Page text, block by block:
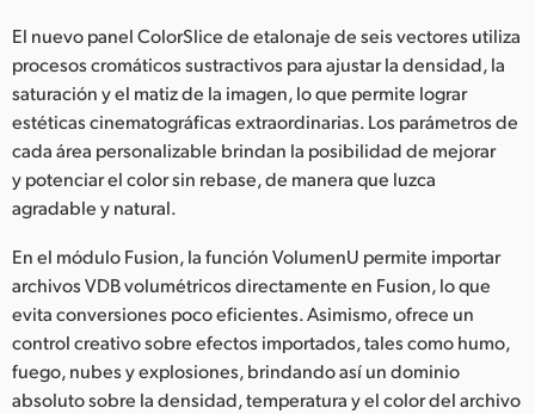
El nuevo panel ColorSlice de etalonaje de seis vectores utiliza
procesos cromáticos sustractivos para ajustar la densidad, la
saturación y el matiz de la imagen, lo que permite lograr
estéticas cinematográficas extraordinarias. Los parámetros de
cada área personalizable brindan la posibilidad de mejorar
y potenciar el color sin rebase, de manera que luzca
agradable y natural.
En el módulo Fusion, la función VolumenU permite importar
archivos VDB volumétricos directamente en Fusion, lo que
evita conversiones poco eficientes. Asimismo, ofrece un
control creativo sobre efectos importados, tales como humo,
fuego, nubes y explosiones, brindando así un dominio
absoluto sobre la densidad, temperatura y el color del archivo